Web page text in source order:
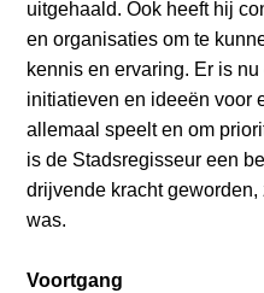
uitgehaald. Ook heeft hij
en organisaties om te
kennis en ervaring. Er is
initiatieven en ideeën voor
allemaal speelt en om
is de Stadsregisseur een
drijvende kracht
was.
Voortgang